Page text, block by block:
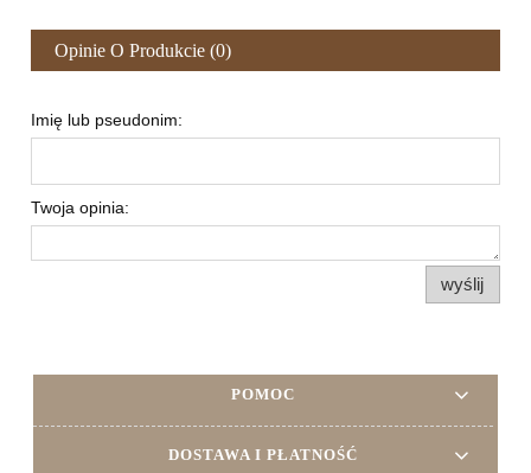
Opinie O Produkcie (0)
Imię lub pseudonim:
Twoja opinia:
wyślij
POMOC
DOSTAWA I PŁATNOŚĆ